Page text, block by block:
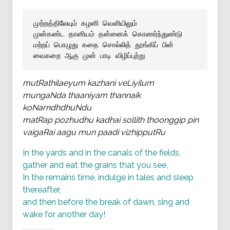
முற்றத்திலேயும் கழனி வெளியிலும்
முன்கண்ட தானியம் தன்னைக் கொணர்ந்துண்டு
மற்றப் பொழுது கதை சொல்லித் தூங்கிப் பின்
வைகறை ஆகு முன் பாடி விழிப்புற்று
mutRathilaeyum kazhani veLiyilum
mungaNda thaaniyam thannaik
koNarndhdhuNdu
matRap pozhudhu kadhai sollith thoonggip pin
vaigaRai aagu mun paadi vizhipputRu
In the yards and in the canals of the fields,
gather and eat the grains that you see,
In the remains time, indulge in tales and sleep
thereafter,
and then before the break of dawn, sing and
wake for another day!